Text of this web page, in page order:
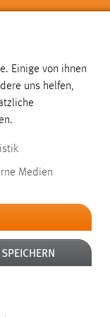
Einige von ihnen
uns helfen,
Medien
SPEICHERN